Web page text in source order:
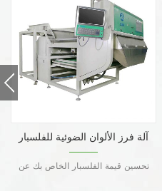
آلة فرز الألوان الضوئية للفلسبار
تحسين قيمة الفلسبار الخاص بك عن